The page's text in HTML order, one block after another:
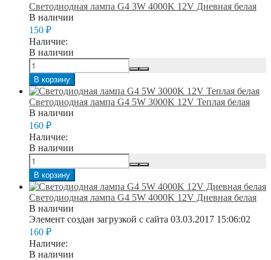
Светодиодная лампа G4 3W 4000K 12V Дневная белая
В наличии
150 ₽
Наличие:
В наличии
В корзину
Светодиодная лампа G4 5W 3000K 12V Теплая белая
В наличии
160 ₽
Наличие:
В наличии
В корзину
Светодиодная лампа G4 5W 4000K 12V Дневная белая
В наличии
Элемент создан загрузкой с сайта 03.03.2017 15:06:02
160 ₽
Наличие:
В наличии